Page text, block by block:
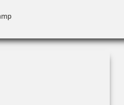
Stempel MCI, Datum